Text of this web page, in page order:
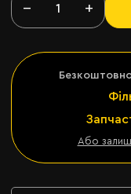
− +
Або